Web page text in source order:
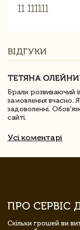
11 111111
ВІДГУКИ
ТЕТЯНА
Брали розвиваючий
замовлення вчасно.
задоволенні.
сайті.
Усі коментарі
ПРО СЕРВІС
Скільки грошей ви